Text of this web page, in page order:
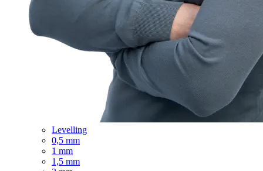
Levelling
0,5 mm
1 mm
1,5 mm